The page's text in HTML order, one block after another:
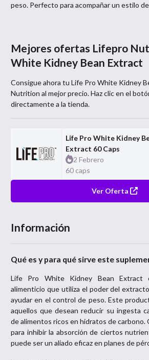
peso. Perfecto para acompañar un estilo
Mejores ofertas Lifepro
White Kidney Bean Extract
Consigue ahora tu Life Pro White Kidney
Nutrition al mejor precio. Haz clic en el
directamente a la tienda.
Life Pro White Kidney
Extract 60 Caps
2 Febrero
60 caps
Ver Oferta
Información
Qué es y para qué sirve este
Life Pro White Kidney Bean Extract
alimenticio que utiliza el poder del
ayudar en el control de peso. Este
aquellos que desean reducir su ingesta
de alimentos ricos en hidratos de carbono.
para inhibir la absorción de ciertos
puede ser un aliado eficaz en planes de